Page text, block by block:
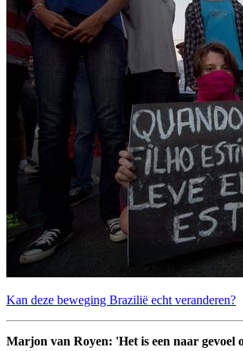
Kan deze beweging Brazilië echt veranderen?
Marjon van Royen: 'Het is een naar gevoel